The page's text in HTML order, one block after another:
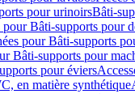
pour urinoirsBâti-
pour Bâti-supports pour
pour Bâti-supports
Bâti-supports pour
pour éviers
en matière synthétique